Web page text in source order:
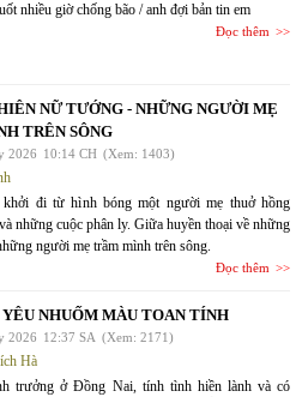
nhiều giờ chống bão / anh đợi bản tin em
Đọc thêm
NỮ TƯỚNG - NHỮNG NGƯỜI MẸ
TRÊN SÔNG
2026 10:14 CH (Xem: 1403)
đi từ hình bóng một người mẹ thuở hồng
những cuộc phân ly. Giữa huyền thoại về những
người mẹ trầm mình trên sông.
Đọc thêm
NHUỐM MÀU TOAN TÍNH
2026 12:37 SA (Xem: 2171)
Hà
trưởng ở Đồng Nai, tính tình hiền lành và có